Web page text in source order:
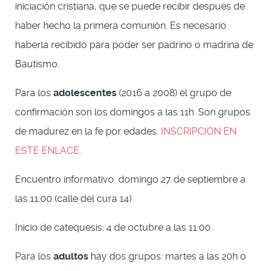
iniciación cristiana, que se puede recibir después de
haber hecho la primera comunión. Es necesario
haberla recibido para poder ser padrino o madrina de
Bautismo.
Para los adolescentes (2016 a 2008) el grupo de
confirmación son los domingos a las 11h. Son grupos
de madurez en la fe por edades. INSCRIPCIÓN EN
ESTE ENLACE.
Encuentro informativo: domingo 27 de septiembre a
las 11:00 (calle del cura 14)
Inicio de catequesis: 4 de octubre a las 11:00.
Para los adultos hay dos grupos: martes a las 20h o